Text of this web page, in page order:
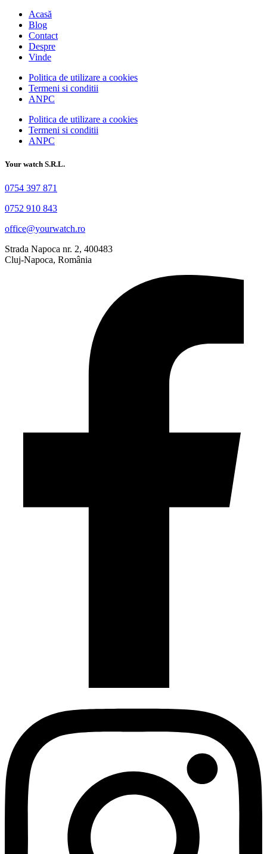
Acasă
Blog
Contact
Despre
Vinde
Politica de utilizare a cookies
Termeni si conditii
ANPC
Politica de utilizare a cookies
Termeni si conditii
ANPC
Your watch S.R.L.
0754 397 871
0752 910 843
office@yourwatch.ro
Strada Napoca nr. 2, 400483
Cluj-Napoca, România